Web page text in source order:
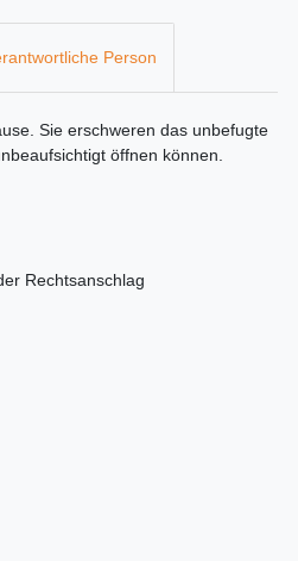
Person
Sie erschweren das unbefugte
öffnen können.
Rechtsanschlag